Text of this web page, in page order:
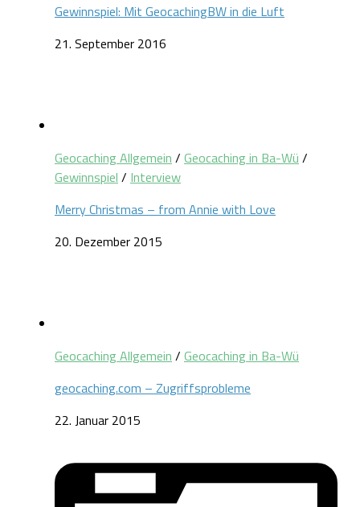
Gewinnspiel: Mit GeocachingBW in die Luft
21. September 2016
Geocaching Allgemein / Geocaching in Ba-Wü /
Gewinnspiel / Interview
Merry Christmas – from Annie with Love
20. Dezember 2015
Geocaching Allgemein / Geocaching in Ba-Wü
geocaching.com – Zugriffsprobleme
22. Januar 2015